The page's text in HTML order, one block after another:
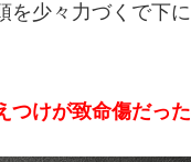
少々力づくで下
つけが致命傷だっ